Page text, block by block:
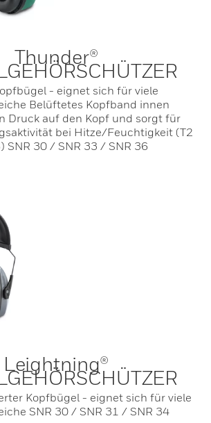
Thunder®
- eignet sich für viele
Belüftetes Kopfband innen
Druck auf den Kopf und sorgt für
bei Hitze/Feuchtigkeit (T2
SNR 30 / SNR 33 / SNR 36
Leightning®
Kopfbügel - eignet sich für viele
SNR 30 / SNR 31 / SNR 34